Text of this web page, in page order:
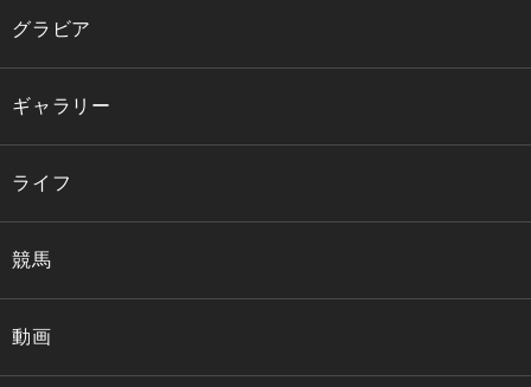
グラビア
ギャラリー
ライフ
競馬
動画